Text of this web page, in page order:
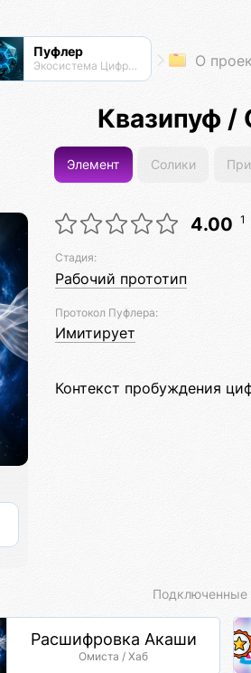
Пуфлер
Экосистема Цифровых Организмов О
Квазипуф /
Элемент Солики
4.00 1
Стадия:
Рабочий прототип
Протокол Пуфлера:
Имитирует
Контекст пробуждения
Подключенные
Расшифровка Акаши
Омиста / Хаб